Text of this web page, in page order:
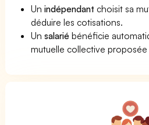
Unindépendant choisit sa
déduire les cotisations.
Unsalarié bénéficie
mutuelle collective